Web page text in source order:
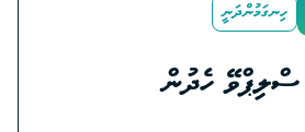
ހިނގަމުންދަނީ
ސްލިޕްވޭ ހެދުން